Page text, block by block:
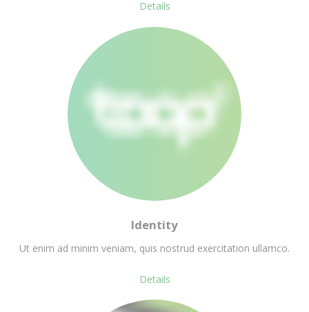
Details
Identity
Ut enim ad minim veniam, quis nostrud exercitation ullamco.
Details